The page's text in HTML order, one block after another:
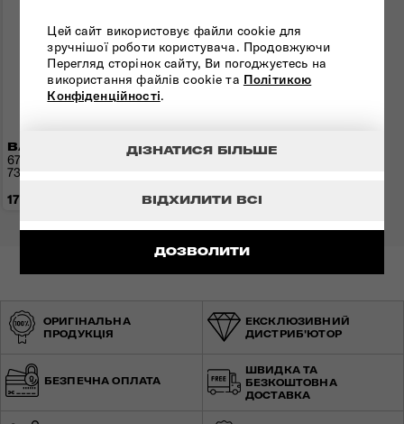
Цей сайт використовує файли cookie для
зручнішої роботи користувача. Продовжуючи
Перегляд сторінок сайту, Ви погоджуєтесь на
використання файлів cookie та Політикою
Конфіденційності.
ДОЗВОЛИТИ
ВІДХИЛИТИ ВСІ
ДІЗНАТИСЯ БІЛЬШЕ
ВАЛІЗА 67 СМ AIREA
67x43x26(30) см | 2,4 кг |
73,5(81,5) л
17 040 грн
ОРИГІНАЛЬНА
ПРОДУКЦІЯ
ЕКСКЛЮЗИВНИЙ
ДИСТРИБ'ЮТОР
БЕЗПЕЧНА ОПЛАТА
ШВИДКА ТА
БЕЗКОШТОВНА
ДОСТАВКА